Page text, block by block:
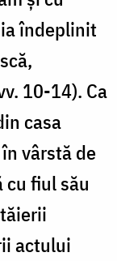
îndeplinit
10-14). Ca
casa
vârstă de
cu fiul său
actului